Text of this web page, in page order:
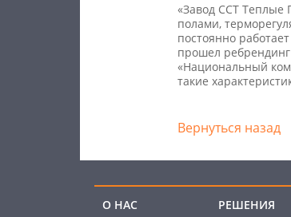
«Завод ССТ Теплые
полами,
постоянно
прошел
«Национальный
такие
Вернуться назад
О НАС РЕШЕНИЯ